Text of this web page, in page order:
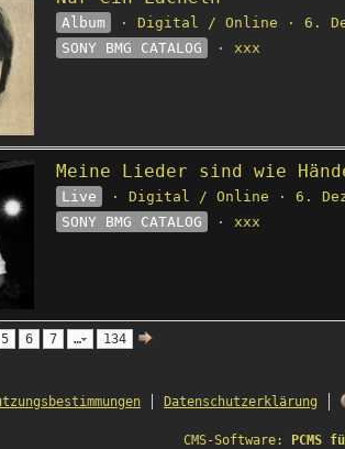
Album
· Digital / Online · 6.
SONY BMG CATALOG
· xxx
Meine Lieder sind wie
Live
· Digital / Online · 6.
SONY BMG CATALOG
· xxx
5 6 7 … 134
Datenschutzerklärung
CMS-Software: PCMS